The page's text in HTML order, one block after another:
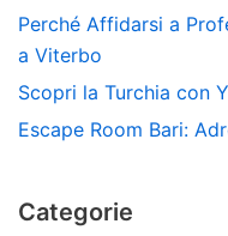
Perché Affidarsi a
a Viterbo
Scopri la Turchia con
Escape Room Bari:
Categorie